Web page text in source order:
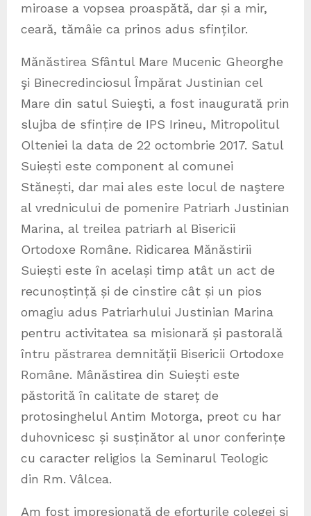
miroase a vopsea proaspătă, dar și a mir,
ceară, tămâie ca prinos adus sfinților.
Mănăstirea Sfântul Mare Mucenic Gheorghe
şi Binecredinciosul Împărat Justinian cel
Mare din satul Suieşti, a fost inaugurată prin
slujba de sfințire de IPS Irineu, Mitropolitul
Olteniei la data de 22 octombrie 2017. Satul
Suiești este component al comunei
Stănești, dar mai ales este locul de naştere
al vrednicului de pomenire Patriarh Justinian
Marina, al treilea patriarh al Bisericii
Ortodoxe Române. Ridicarea Mănăstirii
Suiești este în același timp atât un act de
recunoștință și de cinstire cât și un pios
omagiu adus Patriarhului Justinian Marina
pentru activitatea sa misionară și pastorală
întru păstrarea demnității Bisericii Ortodoxe
Române. Mânăstirea din Suiești este
păstorită în calitate de stareț de
protosinghelul Antim Motorga, preot cu har
duhovnicesc și susținător al unor conferințe
cu caracter religios la Seminarul Teologic
din Rm. Vâlcea.
Am fost impresionată de eforturile colegei și